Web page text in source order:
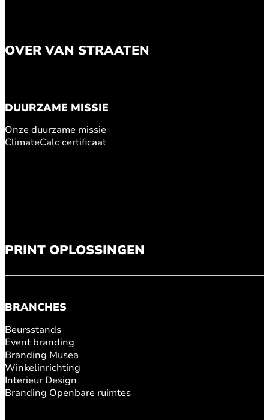
PRINT OPLOSSINGEN
BRANCHES
Beursstands
Event branding
Branding Musea
Winkelinrichting
Interieur Design
Branding Openbare ruimtes
OVER VAN STRAATEN
DUURZAME MISSIE
Onze duurzame missie
ClimateCalc certificaat